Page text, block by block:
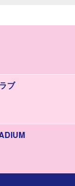
ブ